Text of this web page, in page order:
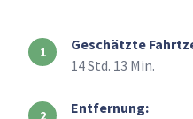
Geschätzte
14 Std. 13 Min.
Entfernung: